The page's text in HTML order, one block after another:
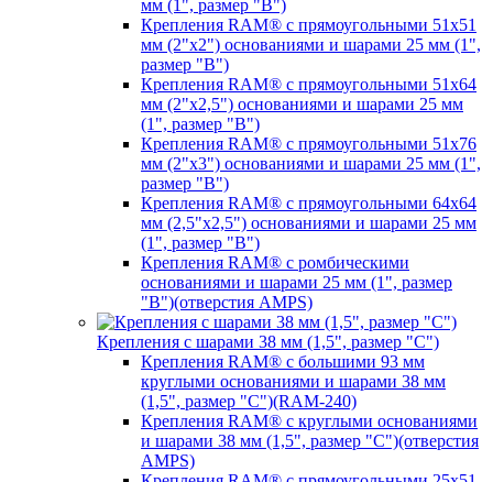
мм (1", размер "B")
Крепления RAM® с прямоугольными 51х51
мм (2"х2") основаниями и шарами 25 мм (1",
размер "B")
Крепления RAM® с прямоугольными 51х64
мм (2"х2,5") основаниями и шарами 25 мм
(1", размер "B")
Крепления RAM® с прямоугольными 51х76
мм (2"х3") основаниями и шарами 25 мм (1",
размер "B")
Крепления RAM® с прямоугольными 64х64
мм (2,5"х2,5") основаниями и шарами 25 мм
(1", размер "B")
Крепления RAM® с ромбическими
основаниями и шарами 25 мм (1", размер
"B")(отверстия AMPS)
Крепления с шарами 38 мм (1,5", размер "C")
Крепления RAM® с большими 93 мм
круглыми основаниями и шарами 38 мм
(1,5", размер "C")(RAM-240)
Крепления RAM® с круглыми основаниями
и шарами 38 мм (1,5", размер "C")(отверстия
AMPS)